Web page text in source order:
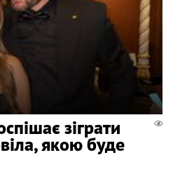
зіграти
якою буде